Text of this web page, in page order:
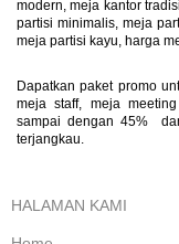
modern, meja kantor
partisi minimalis, meja
meja partisi kayu, harga
Dapatkan paket promo
meja staff, meja
sampai dengan 45%
terjangkau.
HALAMAN KAMI